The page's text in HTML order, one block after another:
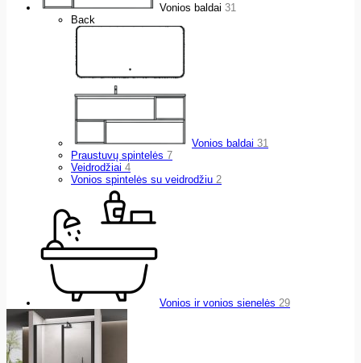
Vonios baldai 31
Back
Vonios baldai 31
Praustuvų spintelės 7
Veidrodžiai 4
Vonios spintelės su veidrodžiu 2
Vonios ir vonios sienelės 29